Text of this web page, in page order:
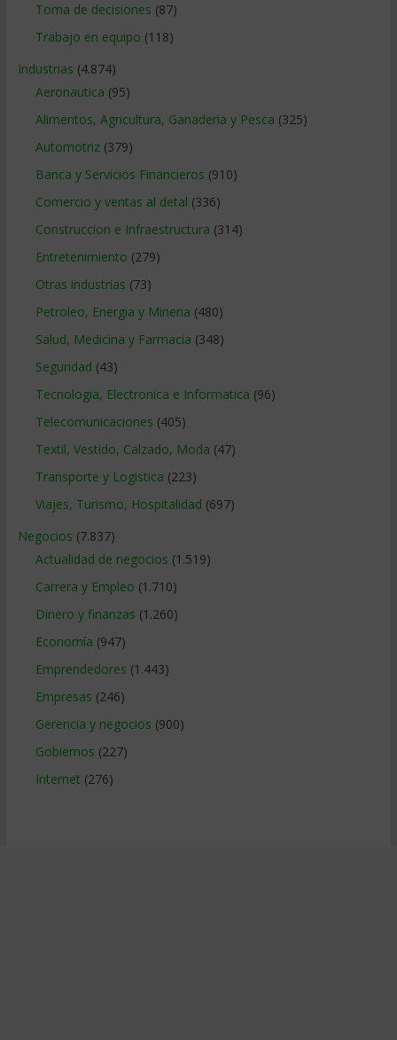
Toma de decisiones (87)
Trabajo en equipo (118)
Industrias (4.874)
Aeronautica (95)
Alimentos, Agricultura, Ganaderia y Pesca (325)
Automotriz(379)
Banca y Servicios Financieros (910)
Comercio y ventas al detal (336)
Construccion e Infraestructura (314)
Entretenimiento (279)
Otras industrias (73)
Petroleo, Energia y Mineria (480)
Salud, Medicina y Farmacia (348)
Seguridad (43)
Tecnologia, Electronica e Informatica (96)
Telecomunicaciones (405)
Textil, Vestido, Calzado, Moda (47)
Transporte y Logistica (223)
Viajes, Turismo, Hospitalidad (697)
Negocios (7.837)
Actualidad de negocios (1.519)
Carrera y Empleo (1.710)
Dinero y finanzas (1.260)
Economía (947)
Emprendedores (1.443)
Empresas (246)
Gerencia y negocios (900)
Gobiernos (227)
Internet (276)